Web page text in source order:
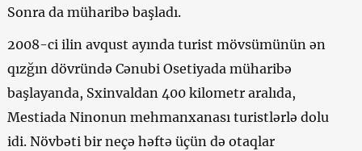
Sonra da müharibə başladı.
2008-ci ilin avqust ayında turist mövsümünün ən
qızğın dövründə Cənubi Osetiyada müharibə
başlayanda, Sxinvaldan 400 kilometr aralıda,
Mestiada Ninonun mehmanxanası turistlərlə dolu
idi. Növbəti bir neçə həftə üçün də otaqlar